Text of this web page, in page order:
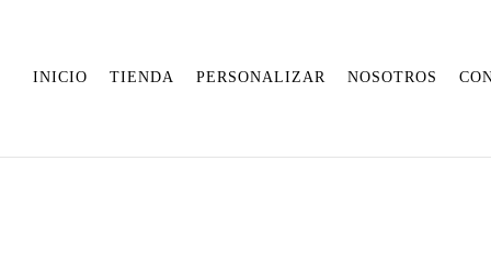
INICIO TIENDA PERSONALIZAR NOSOTROS